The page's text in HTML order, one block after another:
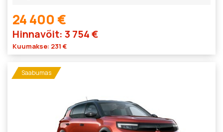
24 400 €
Hinnavõit: 3 754 €
Kuumakse: 231 €
Saabumas